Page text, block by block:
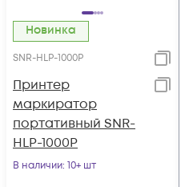
Новинка
SNR-HLP-1000P
Принтер
маркиратор
портативный SNR-
HLP-1000P
В наличии: 10+ шт